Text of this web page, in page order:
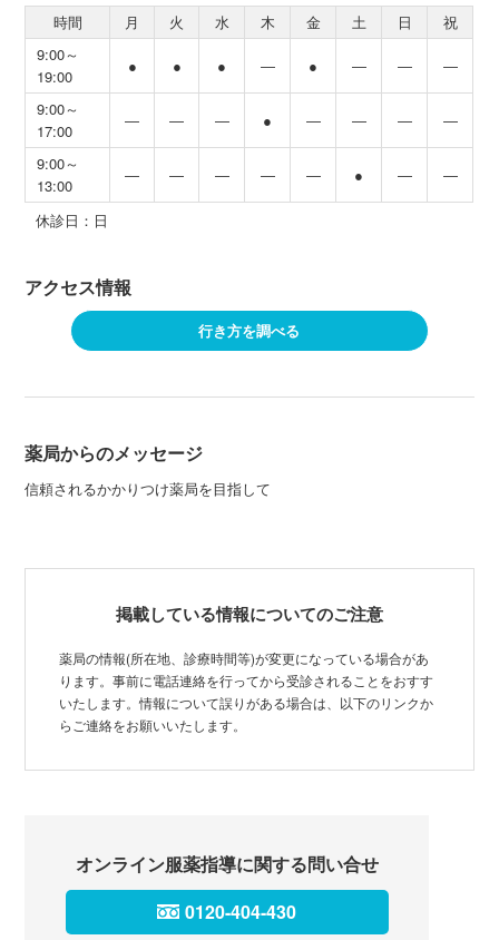
時間 月 火 水 木 金 土 日
祝
9:00～
19:00
● ● ● ― ● ― ― ―
9:00～
17:00
― ― ― ● ― ― ― ―
9:00～
13:00
― ― ― ― ― ● ― ―
休診日：日
アクセス情報
行き方を調べる
薬局からのメッセージ
信頼されるかかりつけ薬局を目指して
掲載している情報についてのご注意
薬局の情報(所在地、診療時間等)が変更になっている場合があ
ります。事前に電話連絡を行ってから受診されることをおすす
いたします。情報について誤りがある場合は、以下のリンクか
らご連絡をお願いいたします。
オンライン服薬指導に関する問い合せ
0120-404-430